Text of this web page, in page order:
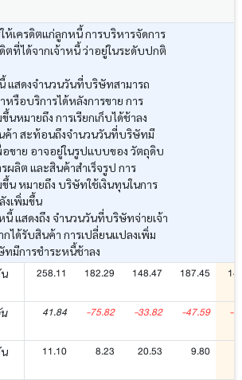
ห้เครดิตแก่ลูกหนี้ การบริหารจัดการ
ตที่ได้จากเจ้าหนี้ ว่าอยู่ในระดับปกติ
แสดงจำนวนวันที่บริษัทสามารถ
หรือบริการได้หลังการขาย การ
นหมายถึง การเรียกเก็บได้ช้าลง
นค้า สะท้อนถึงจำนวนวันที่บริษัทมี
อขาย อาจอยู่ในรูปแบบของ วัตถุดิบ
ผลิต และสินค้าสำเร็จรูป การ
น หมายถึง บริษัทใช้เงินทุนในการ
งเพิ่มขึ้น
นี้ แสดงถึง จำนวนวันที่บริษัทจ่ายเจ้า
ได้รับสินค้า การเปลี่ยนแปลงเพิ่ม
ทมีการชำระหนี้ช้าลง
258.11 182.29 148.47 187.45
41.84 -75.82 -33.82 -47.59 -
11.10 8.23 20.53 9.80